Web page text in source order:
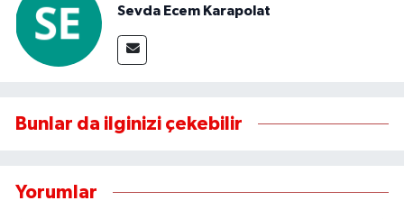
Sevda Ecem Karapolat
Bunlar da ilginizi çekebilir
Yorumlar